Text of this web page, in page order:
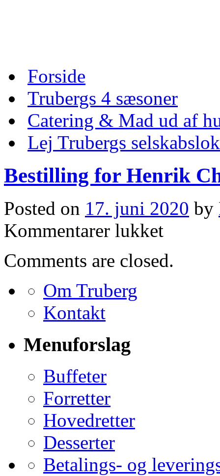
to
Forside
Trubergs 4 sæsoner
Catering & Mad ud af
Lej Trubergs
Bestilling for Henrik
Posted on 17. juni 2020 by
Kommentarer lukket
Chantelou
Comments are closed.
Om Truberg
Kontakt
Menuforslag
Buffeter
Forretter
Hovedretter
Desserter
Betalings- og